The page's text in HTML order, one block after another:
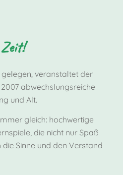
veranstaltet der
abwechslungsreiche
und Alt.
gleich: hochwertige
die nicht nur Spaß
Sinne und den Verstand